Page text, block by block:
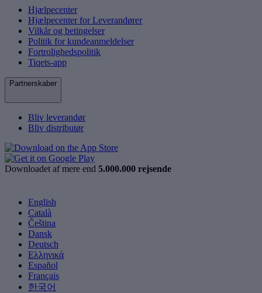
Hjælpecenter
Hjælpecenter for Leverandører
Vilkår og betingelser
Politik for kundeanmeldelser
Fortrolighedspolitik
Tiqets-app
Partnerskaber
Bliv leverandør
Bliv distributør
Downloadet af mere end 5.000.000 rejsende
English
Català
Čeština
Dansk
Deutsch
Ελληνικά
Español
Français
한국어